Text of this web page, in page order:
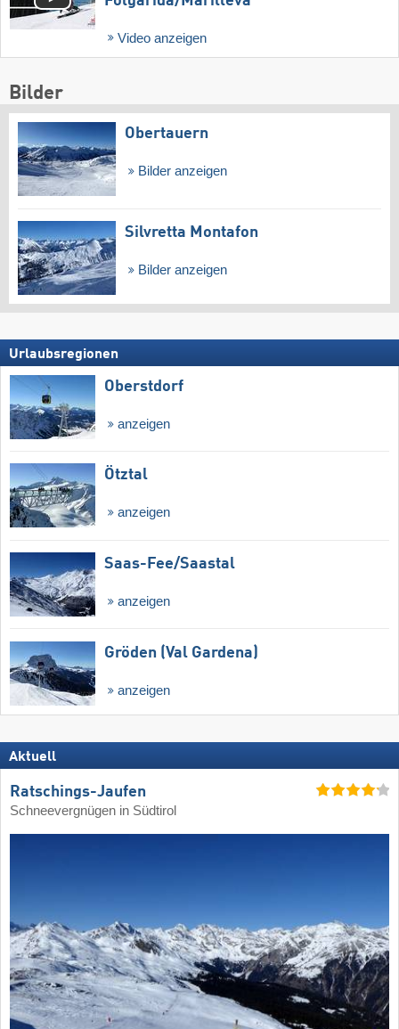
Video anzeigen
Bilder
Obertauern
Bilder anzeigen
Silvretta Montafon
Bilder anzeigen
Urlaubsregionen
Oberstdorf
anzeigen
Ötztal
anzeigen
Saas-Fee/​Saastal
anzeigen
Gröden (Val Gardena)
anzeigen
Aktuell
Ratschings-Jaufen
Schneevergnügen in Südtirol